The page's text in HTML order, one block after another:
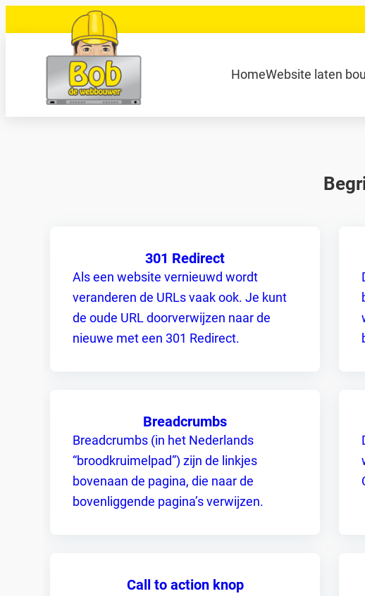
naar
HomeWebsite laten
040 848 80 69
Zoeken
301 Redirect
Als een website vernieuwd wordt
veranderen de URLs vaak ook. Je kunt
de oude URL doorverwijzen naar de
nieuwe met een 301 Redirect.
Breadcrumbs
Breadcrumbs (in het Nederlands
“broodkruimelpad”) zijn de linkjes
bovenaan de pagina, die naar de
bovenliggende pagina’s verwijzen.
Call to action knop